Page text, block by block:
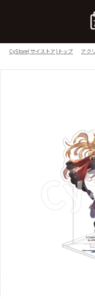
CyStore(サイストア)トップ アク